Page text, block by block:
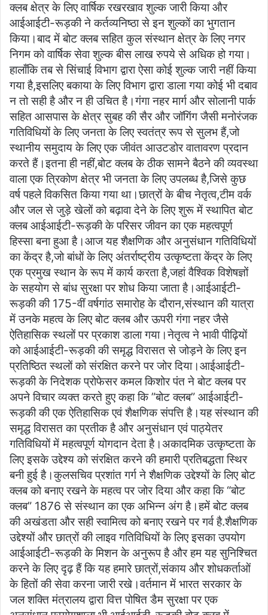
क्लब क्षेत्र के लिए वार्षिक रखरखाव शुल्क जारी किया और
आईआईटी-रूड़की ने कर्तव्यनिष्ठा से इन शुल्कों का भुगतान
किया।बाद में बोट क्लब सहित कुल संस्थान क्षेत्र के लिए नगर
निगम को वार्षिक सेवा शुल्क बीस लाख रुपये से अधिक हो गया।
हालाँकि तब से सिंचाई विभाग द्वारा ऐसा कोई शुल्क जारी नहीं किया
गया है,इसलिए बकाया के लिए विभाग द्वारा डाला गया कोई भी दबाव
न तो सही है और न ही उचित है।गंगा नहर मार्ग और सोलानी पार्क
सहित आसपास के क्षेत्र सुबह की सैर और जॉगिंग जैसी मनोरंजक
गतिविधियों के लिए जनता के लिए स्वतंत्र रूप से सुलभ हैं,जो
स्थानीय समुदाय के लिए एक जीवंत आउटडोर वातावरण प्रदान
करते हैं।इतना ही नहीं,बोट क्लब के ठीक सामने बैठने की व्यवस्था
वाला एक त्रिकोण क्षेत्र भी जनता के लिए उपलब्ध है,जिसे कुछ
वर्ष पहले विकसित किया गया था।छात्रों के बीच नेतृत्व,टीम वर्क
और जल से जुड़े खेलों को बढ़ावा देने के लिए शुरू में स्थापित बोट
क्लब आईआईटी-रूड़की के परिसर जीवन का एक महत्वपूर्ण
हिस्सा बना हुआ है।आज यह शैक्षणिक और अनुसंधान गतिविधियों
का केंद्र है,जो बांधों के लिए अंतर्राष्ट्रीय उत्कृष्टता केंद्र के लिए
एक प्रमुख स्थान के रूप में कार्य करता है,जहां वैश्विक विशेषज्ञों
के सहयोग से बांध सुरक्षा पर शोध किया जाता है।आईआईटी-
रूड़की की 175-वीं वर्षगांठ समारोह के दौरान,संस्थान की यात्रा
में उनके महत्व के लिए बोट क्लब और ऊपरी गंगा नहर जैसे
ऐतिहासिक स्थलों पर प्रकाश डाला गया।नेतृत्व ने भावी पीढ़ियों
को आईआईटी-रूड़की की समृद्ध विरासत से जोड़ने के लिए इन
प्रतिष्ठित स्थलों को संरक्षित करने पर जोर दिया।आईआईटी-
रूड़की के निदेशक प्रोफेसर कमल किशोर पंत ने बोट क्लब पर
अपने विचार व्यक्त करते हुए कहा कि ”बोट क्लब” आईआईटी-
रूड़की की एक ऐतिहासिक एवं शैक्षणिक संपत्ति है।यह संस्थान की
समृद्ध विरासत का प्रतीक है और अनुसंधान एवं पाठ्येतर
गतिविधियों में महत्वपूर्ण योगदान देता है।अकादमिक उत्कृष्टता के
लिए इसके उद्देश्य को संरक्षित करने की हमारी प्रतिबद्धता स्थिर
बनी हुई है।कुलसचिव प्रशांत गर्ग ने शैक्षणिक उद्देश्यों के लिए बोट
क्लब को बनाए रखने के महत्व पर जोर दिया और कहा कि “बोट
क्लब” 1876 से संस्थान का एक अभिन्न अंग है।हमें बोट क्लब
की अखंडता और सही स्वामित्व को बनाए रखने पर गर्व है.शैक्षणिक
उद्देश्यों और छात्रों की लाइव गतिविधियों के लिए इसका उपयोग
आईआईटी-रूड़की के मिशन के अनुरूप है और हम यह सुनिश्चित
करने के लिए दृढ़ हैं कि यह हमारे छात्रों,संकाय और शोधकर्ताओं
के हितों की सेवा करना जारी रखे।वर्तमान में भारत सरकार के
जल शक्ति मंत्रालय द्वारा वित्त पोषित डैम सुरक्षा पर एक